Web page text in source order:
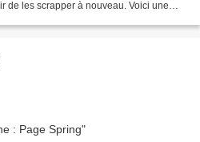
de les scrapper à nouveau. Voici une